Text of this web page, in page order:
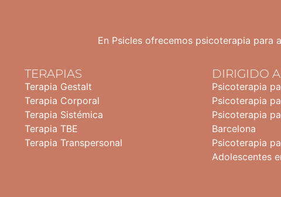
En Psicles ofrecemos psicoterapia para
TERAPIAS
Terapia Gestalt
Terapia Corporal
Terapia Sistémica
Terapia TBE
Terapia Transpersonal
DIRIGIDO A
Psicoterapia
Psicoterapia
Psicoterapia
Barcelona
Psicoterapia
Adolescentes